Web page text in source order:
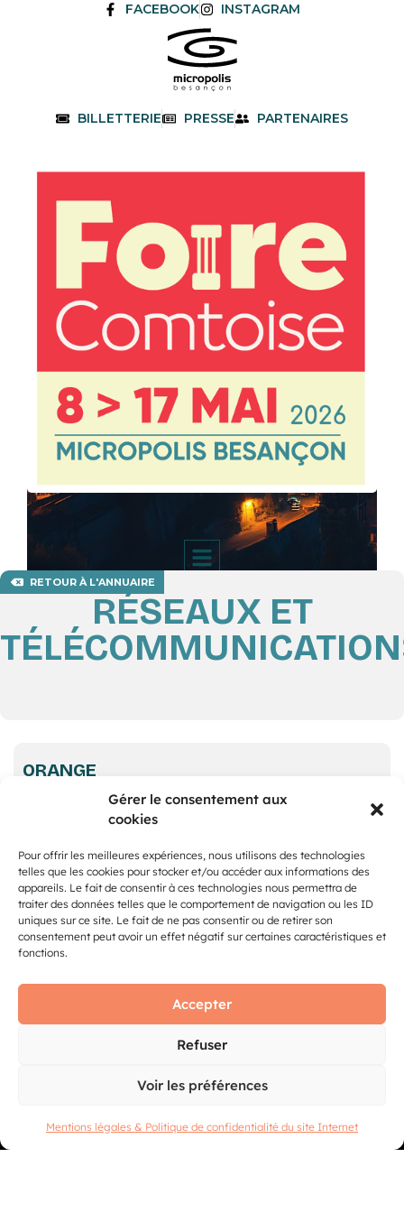
Gérer le consentement aux
cookies
Pour offrir les meilleures expériences, nous utilisons des technologies
telles que les cookies pour stocker et/ou accéder aux informations des
appareils. Le fait de consentir à ces technologies nous permettra de
traiter des données telles que le comportement de navigation ou les ID
uniques sur ce site. Le fait de ne pas consentir ou de retirer son
consentement peut avoir un effet négatif sur certaines caractéristiques et
fonctions.
Accepter
Refuser
Voir les préférences
Mentions légales & Politique de confidentialité du site Internet
FACEBOOK INSTAGRAM
BILLETTERIE PRESSE PARTENAIRES
RETOUR À L'ANNUAIRE
RÉSEAUX ET
ORANGE
Cyber sécurité, Télésurveillance, Téléphonie mobile et
Internet Fibre.
Activité :Réseaux et télécommunications
Emplacement :ACCUEIL NORD
Stand :B02
FOIRE COMTOISE 2026
RETOUR EN
3 Boulevard
Tél : 03 81 41